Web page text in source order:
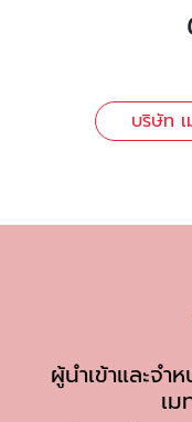
บริษัท
ผู้นำเข้าและจ
เ